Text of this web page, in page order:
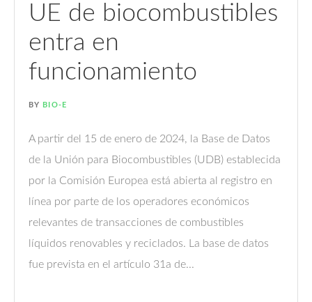
UE de biocombustibles
entra en
funcionamiento
BY BIO-E
A partir del 15 de enero de 2024, la Base de Datos
de la Unión para Biocombustibles (UDB) establecida
por la Comisión Europea está abierta al registro en
línea por parte de los operadores económicos
relevantes de transacciones de combustibles
líquidos renovables y reciclados. La base de datos
fue prevista en el artículo 31a de...